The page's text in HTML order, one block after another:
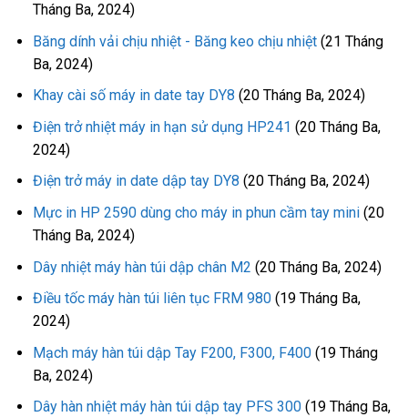
Tháng Ba, 2024)
Băng dính vải chịu nhiệt - Băng keo chịu nhiệt (21 Tháng
Ba, 2024)
Khay cài số máy in date tay DY8 (20 Tháng Ba, 2024)
Điện trở nhiệt máy in hạn sử dụng HP241 (20 Tháng Ba,
2024)
Điện trở máy in date dập tay DY8 (20 Tháng Ba, 2024)
Mực in HP 2590 dùng cho máy in phun cầm tay mini (20
Tháng Ba, 2024)
Dây nhiệt máy hàn túi dập chân M2 (20 Tháng Ba, 2024)
Điều tốc máy hàn túi liên tục FRM 980 (19 Tháng Ba,
2024)
Mạch máy hàn túi dập Tay F200, F300, F400 (19 Tháng
Ba, 2024)
Dây hàn nhiệt máy hàn túi dập tay PFS 300 (19 Tháng Ba,